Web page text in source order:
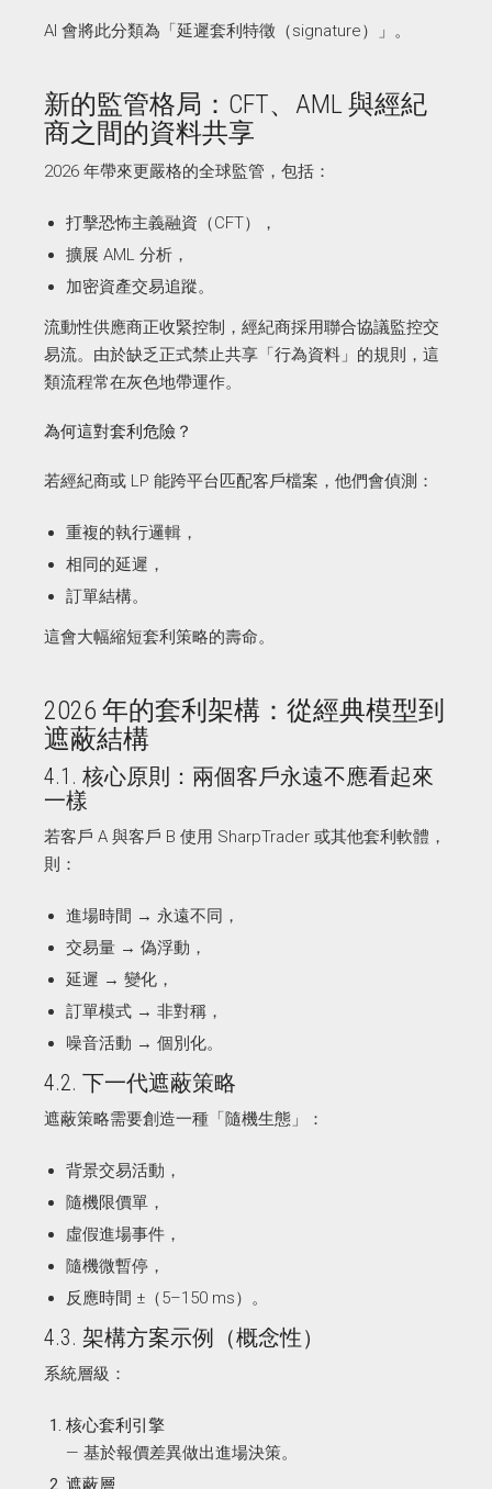
AI 會將此分類為「延遲套利特徵（signature）」。
新的監管格局：CFT、AML 與經紀
商之間的資料共享
2026 年帶來更嚴格的全球監管，包括：
打擊恐怖主義融資（CFT），
擴展 AML 分析，
加密資產交易追蹤。
流動性供應商正收緊控制，經紀商採用聯合協議監控交
易流。由於缺乏正式禁止共享「行為資料」的規則，這
類流程常在灰色地帶運作。
為何這對套利危險？
若經紀商或 LP 能跨平台匹配客戶檔案，他們會偵測：
重複的執行邏輯，
相同的延遲，
訂單結構。
這會大幅縮短套利策略的壽命。
2026 年的套利架構：從經典模型到
遮蔽結構
4.1. 核心原則：兩個客戶永遠不應看起來
一樣
若客戶 A 與客戶 B 使用 SharpTrader 或其他套利軟體，
則：
進場時間 → 永遠不同，
交易量 → 偽浮動，
延遲 → 變化，
訂單模式 → 非對稱，
噪音活動 → 個別化。
4.2. 下一代遮蔽策略
遮蔽策略需要創造一種「隨機生態」：
背景交易活動，
隨機限價單，
虛假進場事件，
隨機微暫停，
反應時間 ±（5–150 ms）。
4.3. 架構方案示例（概念性）
系統層級：
核心套利引擎
— 基於報價差異做出進場決策。
遮蔽層